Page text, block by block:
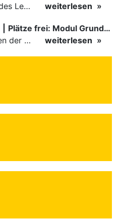
Ein Engel hat die Bühne des Lebens verlassen. Viel zu früh, plötzlich und für uns alle unfassbar, wurde unsere geliebte Kristina (Krissi) Flaig im Alter von 36 Jahren aus dem Leben gerissen. Das Tanzen…
weiterlesen
Plätze frei: Modul Grundlagen
Für das Modul Grundlagen der Breitensportausbildung vom 10. bis 13. September an der Landessportschule Albstadt sind noch Plätze frei. Das Modul kann auch für den Lizenzerhalt (30 LE fachlich) genutzt…
weiterlesen